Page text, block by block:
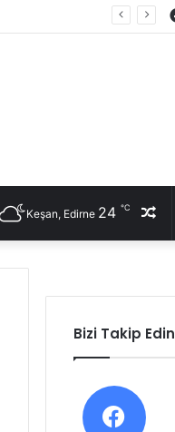
Keşan, Edirne 24 ℃
Bizi Takip